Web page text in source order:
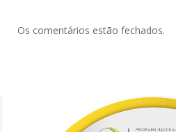
Os comentários estão fechados.